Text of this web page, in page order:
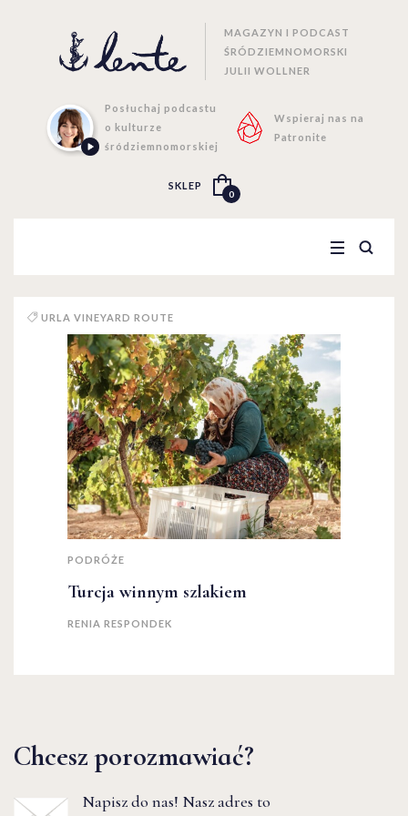
MAGAZYN I PODCAST
ŚRÓDZIEMNOMORSKI
JULII WOLLNER
Posłuchaj podcastu
o kulturze
śródziemnomorskiej
Wspieraj nas na
Patronite
SKLEP
0
URLA VINEYARD ROUTE
PODRÓŻE
Turcja winnym szlakiem
RENIA RESPONDEK
Chcesz porozmawiać?
Napisz do nas! Nasz adres to